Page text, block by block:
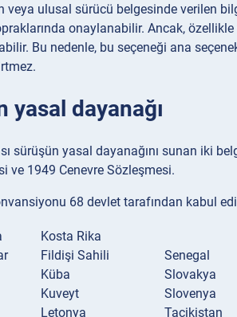
veya ulusal sürücü belgesinde verilen
onaylanabilir. Ancak, özellikle
Bu nedenle, bu seçeneği ana
yasal dayanağı
sürüşün yasal dayanağını sunan iki
ve 1949 Cenevre Sözleşmesi.
68 devlet tarafından kabul
Kosta Rika
Fildişi Sahili
Küba
Kuveyt
Letonya
Senegal
Slovakya
Slovenya
Tacikistan